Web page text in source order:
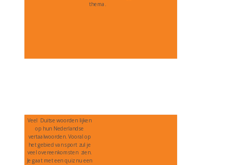
thema.
Veel  Duitse woorden lijken
op hun Nederlandse
vertaalwoorden. Vooral op
het gebied van sport zul je
veel overeenkomsten  zien.
Je gaat met een quiz nu een